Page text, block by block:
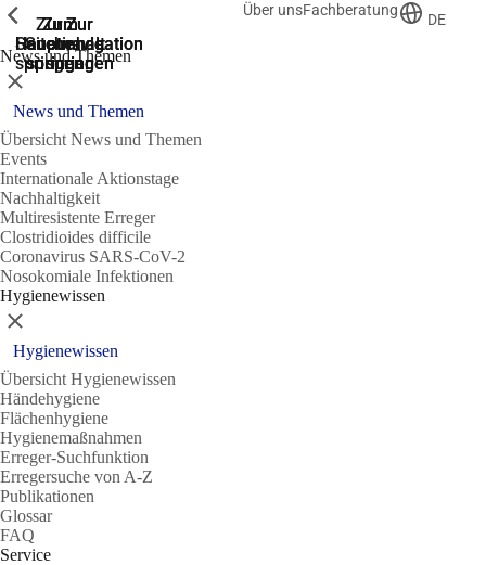
Zur
Suche
springen
Zur
Hauptnavigation
springen
Zur
Hauptnavigation
springen
Zum
Hauptinhalt
springen
Zum
Seitenende
springen
Über unsFachberatung
DE
News und Themen
Zeige vorherige
Schließen
News und Themen
Übersicht News und Themen
Events
Internationale Aktionstage
Nachhaltigkeit
Multiresistente Erreger
Clostridioides difficile
Coronavirus SARS-CoV-2
Nosokomiale Infektionen
Hygienewissen
Zeige vorherige
Schließen
Hygienewissen
Übersicht Hygienewissen
Händehygiene
Flächenhygiene
Hygienemaßnahmen
Erreger-Suchfunktion
Erregersuche von A-Z
Publikationen
Glossar
FAQ
Service
Zeige vorherige